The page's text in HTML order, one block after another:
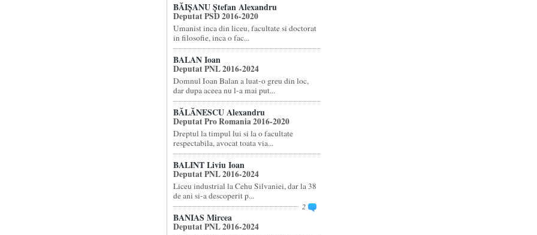
BĂIȘANU Ștefan Alexandru
Deputat PSD 2016-2020
Umanist inca din liceu, facultate si doctorat
in filosofie, inca o fac...
BALAN Ioan
Deputat PNL 2016-2024
Domnul Ioan Balan a luat-o greu din loc,
dar dupa aceea nu l-a mai put...
BĂLĂNESCU Alexandru
Deputat Pro Romania 2016-2020
Dreptul la timpul lui si la o facultate
respectabila, avocat toata via...
BALINT Liviu Ioan
Deputat PNL 2016-2024
Liceu industrial la Cehu Silvaniei, dar la 38
de ani si-a descoperit p...
2
BANIAS Mircea
Deputat PNL 2016-2024